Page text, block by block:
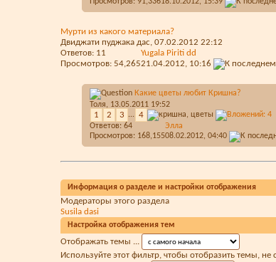
Мурти из какого материала?
Двиджати пуджака дас, 07.02.2012 22:12
Ответов: 11
Просмотров: 54,265
Yugala Piriti dd
21.04.2012, 10:16
Какие цветы любит Кришна?
Толя, 13.05.2011 19:52
1 2 3 ... 4
Ответов: 64
Просмотров: 168,155
Элла
08.02.2012, 04:40
Информация о разделе и настройки отображения
Модераторы этого раздела
Susila dasi
Настройка отображения тем
Отображать темы ...
Используйте этот фильтр, чтобы отобразить темы, не